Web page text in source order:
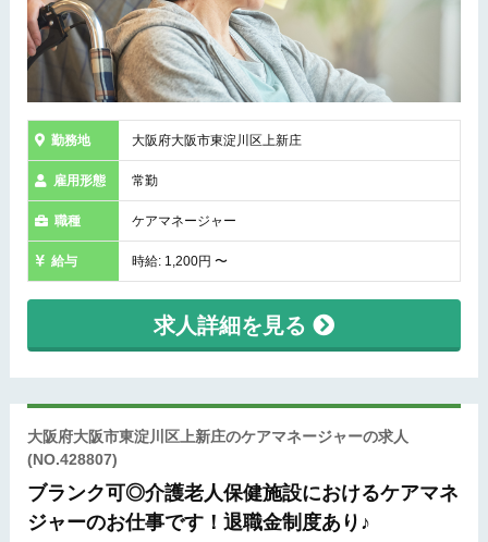
勤務地 大阪府大阪市東淀川区上新庄
雇用形態 常勤
職種 ケアマネージャー
給与 時給: 1,200円 〜
求人詳細を見る
大阪府大阪市東淀川区上新庄のケアマネージャーの求人
(NO.428807)
ブランク可◎介護老人保健施設におけるケアマネ
ジャーのお仕事です！退職金制度あり♪